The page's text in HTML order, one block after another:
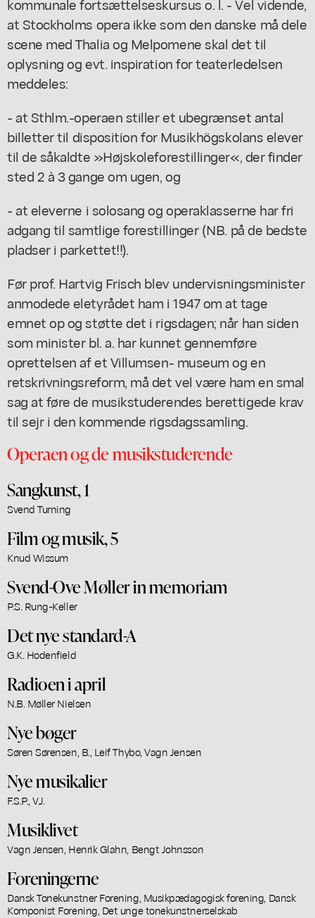
at Stockholms opera ikke som den danske må dele
scene med Thalia og Melpomene skal det til
oplysning og evt. inspiration for teaterledelsen
meddeles:
- at Sthlm.-operaen stiller et ubegrænset antal
billetter til disposition for Musikhögskolans elever
til de såkaldte »Højskoleforestillinger«, der finder
sted 2 à 3 gange om ugen, og
- at eleverne i solosang og operaklasserne har fri
adgang til samtlige forestillinger (NB. på de bedste
pladser i parkettet!!).
Før prof. Hartvig Frisch blev undervisningsminister
anmodede eletyrådet ham i 1947 om at tage
emnet op og støtte det i rigsdagen; når han siden
som minister bl. a. har kunnet gennemføre
oprettelsen af et Villumsen- museum og en
retskrivningsreform, må det vel være ham en smal
sag at føre de musikstuderendes berettigede krav
til sejr i den kommende rigsdagssamling.
Operaen og de musikstuderende
Sangkunst, 1
Svend Turning
Film og musik, 5
Knud Wissum
Svend-Ove Møller in memoriam
P.S. Rung-Keller
Det nye standard-A
G.K. Hodenfield
Radioen i april
N.B. Møller Nielsen
Nye bøger
Søren Sørensen, B., Leif Thybo, Vagn Jensen
Nye musikalier
F.S.P., V.J.
Musiklivet
Vagn Jensen, Henrik Glahn, Bengt Johnsson
Foreningerne
Dansk Tonekunstner Forening, Musikpædagogisk forening, Dansk
Komponist Forening, Det unge tonekunstnerselskab